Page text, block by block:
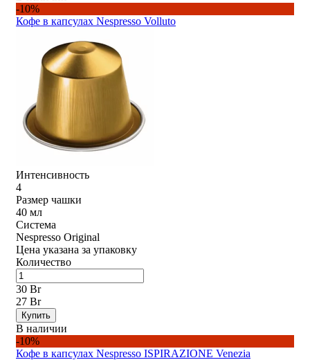
-10%
Кофе в капсулах Nespresso Volluto
Интенсивность
4
Размер чашки
40 мл
Система
Nespresso Original
Цена указана за упаковку
Количество
30 Br
27 Br
Купить
В наличии
-10%
Кофе в капсулах Nespresso ISPIRAZIONE Venezia